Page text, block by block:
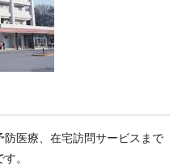
医療、在宅訪問サービスまで
。